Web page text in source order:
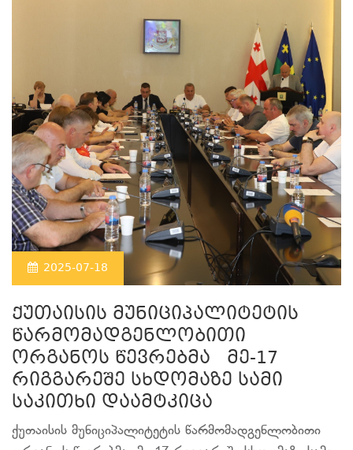
2025-07-18
ქუთაისის მუნიციპალიტეტის
წარმომადგენლობითი
ორგანოს წევრებმა მე-17
რიგგარეშე სხდომაზე სამი
საკითხი დაამტკიცა
ქუთაისის მუნიციპალიტეტის წარმომადგენლობითი